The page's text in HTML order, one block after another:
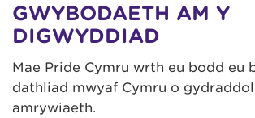
GWYBODAETH AM Y
DIGWYDDIAD
Mae Pride Cymru wrth eu bodd eu
dathliad mwyaf Cymru o
amrywiaeth.